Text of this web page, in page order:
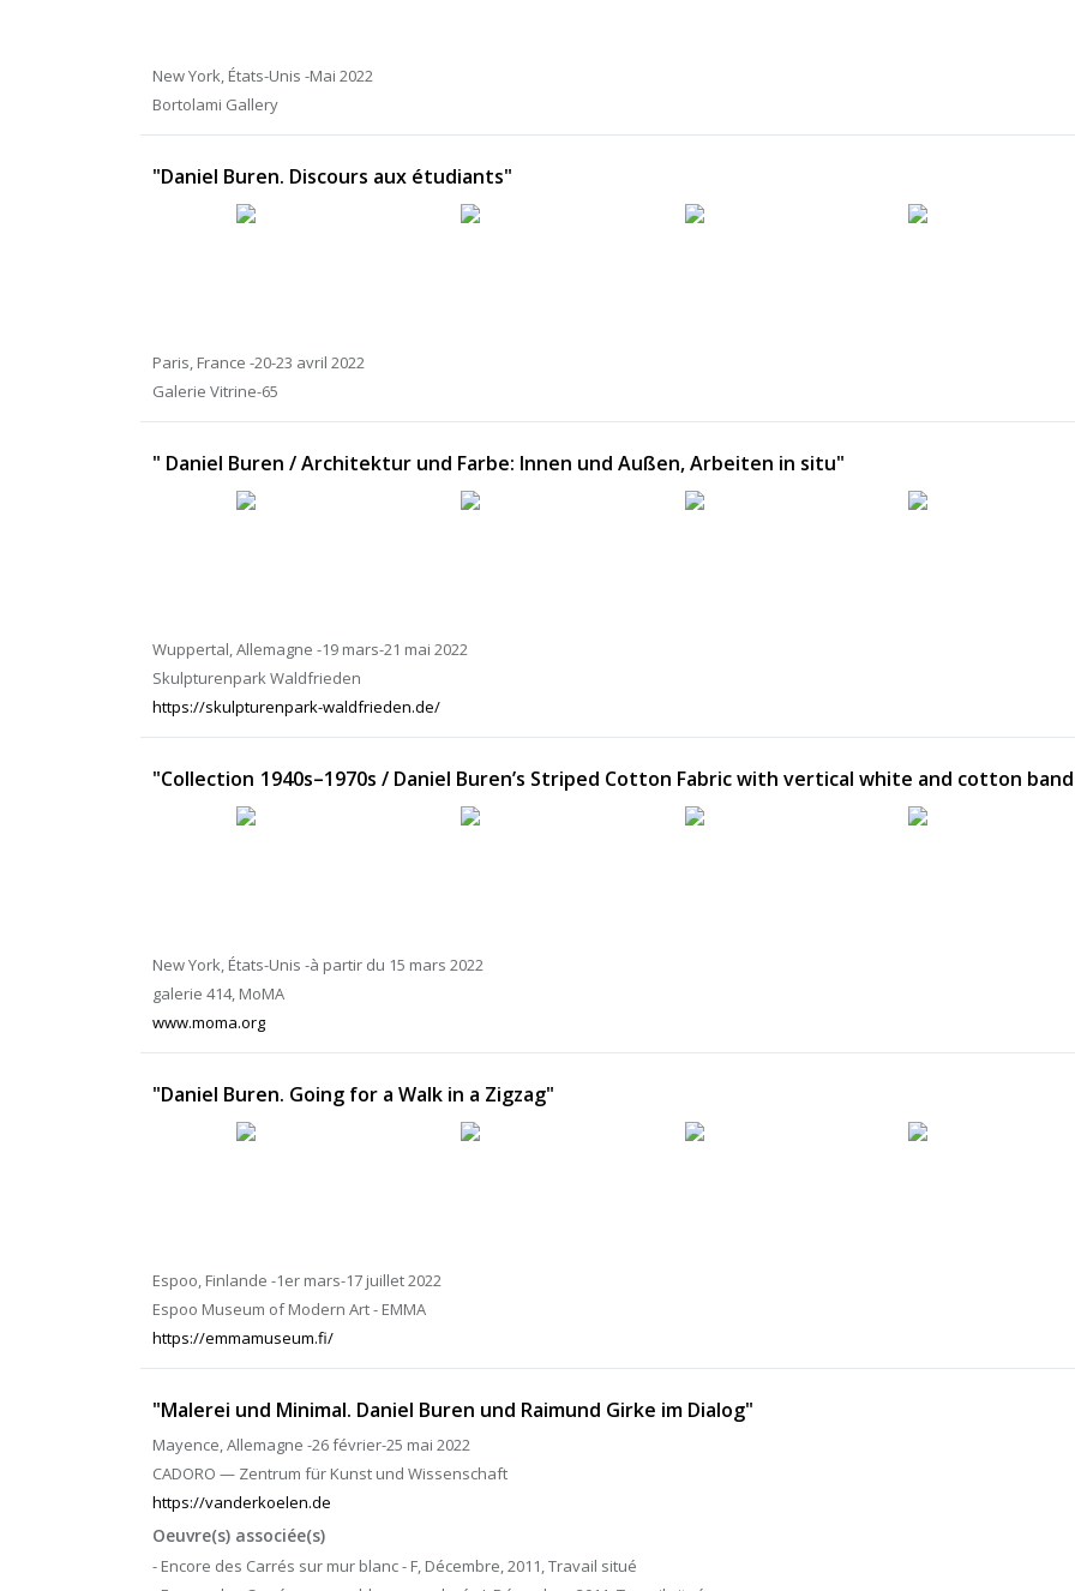
New York, États-Unis -Mai 2022
Bortolami Gallery
"Daniel Buren. Discours aux étudiants"
Paris, France -20-23 avril 2022
Galerie Vitrine-65
" Daniel Buren / Architektur und Farbe: Innen und Außen, Arbeiten in situ"
Wuppertal, Allemagne -19 mars-21 mai 2022
Skulpturenpark Waldfrieden
https://skulpturenpark-waldfrieden.de/
"Collection 1940s–1970s / Daniel Buren’s Striped Cotton Fabric with vertical white and cotton
New York, États-Unis -à partir du 15 mars 2022
galerie 414, MoMA
www.moma.org
"Daniel Buren. Going for a Walk in a Zigzag"
Espoo, Finlande -1er mars-17 juillet 2022
Espoo Museum of Modern Art - EMMA
https://emmamuseum.fi/
"Malerei und Minimal. Daniel Buren und Raimund Girke im Dialog"
Mayence, Allemagne -26 février-25 mai 2022
CADORO — Zentrum für Kunst und Wissenschaft
https://vanderkoelen.de
Oeuvre(s) associée(s)
- Encore des Carrés sur mur blanc - F, Décembre, 2011, Travail situé